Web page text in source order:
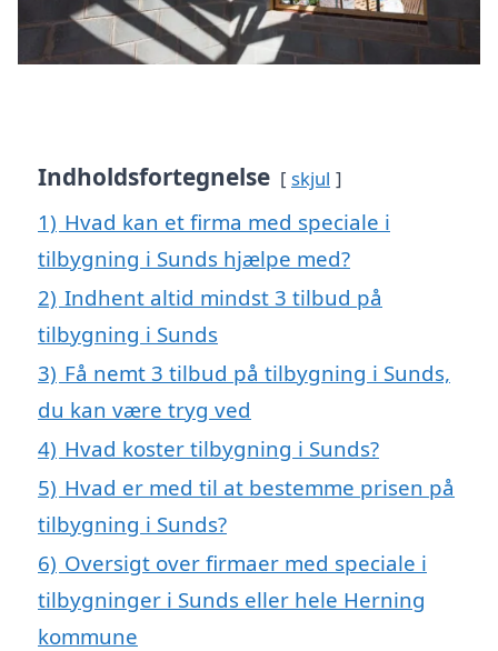
Indholdsfortegnelse skjul
1) Hvad kan et firma med speciale i
tilbygning i Sunds hjælpe med?
2) Indhent altid mindst 3 tilbud på
tilbygning i Sunds
3) Få nemt 3 tilbud på tilbygning i Sunds,
du kan være tryg ved
4) Hvad koster tilbygning i Sunds?
5) Hvad er med til at bestemme prisen på
tilbygning i Sunds?
6) Oversigt over firmaer med speciale i
tilbygninger i Sunds eller hele Herning
kommune